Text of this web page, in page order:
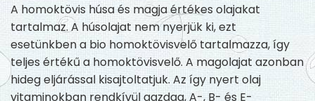
A homoktövis húsa és magja értékes olajakat
tartalmaz. A húsolajat nem nyerjük ki, ezt
esetünkben a bio homoktövisvelő tartalmazza, így
teljes értékű a homoktövisvelő. A magolajat azonban
hideg eljárással kisajtoltatjuk. Az így nyert olaj
vitaminokban rendkívül gazdag, A-, B- és E-